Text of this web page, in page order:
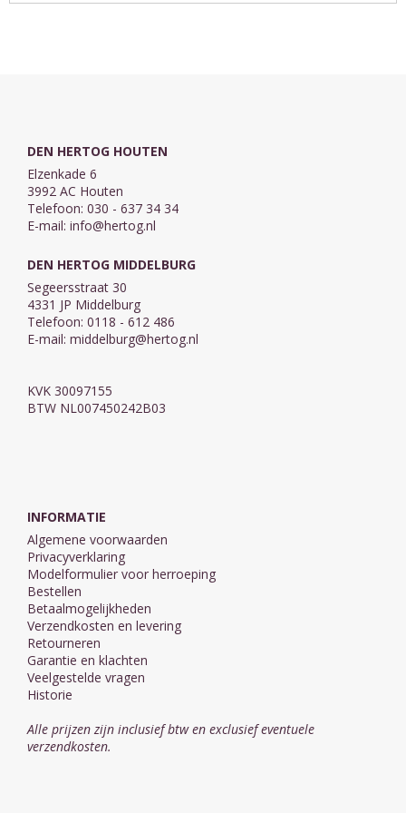
DEN HERTOG HOUTEN
Elzenkade 6
3992 AC Houten
Telefoon: 030 - 637 34 34
E-mail: info@hertog.nl
DEN HERTOG MIDDELBURG
Segeersstraat 30
4331 JP Middelburg
Telefoon: 0118 - 612 486
E-mail: middelburg@hertog.nl
KVK 30097155
BTW NL007450242B03
INFORMATIE
Algemene voorwaarden
Privacyverklaring
Modelformulier voor herroeping
Bestellen
Betaalmogelijkheden
Verzendkosten en levering
Retourneren
Garantie en klachten
Veelgestelde vragen
Historie
Alle prijzen zijn inclusief btw en exclusief eventuele
verzendkosten.